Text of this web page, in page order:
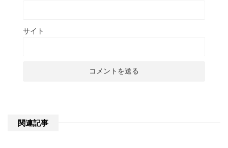
サイト
関連記事